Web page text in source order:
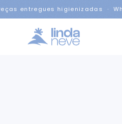
entregues higienizadas ·